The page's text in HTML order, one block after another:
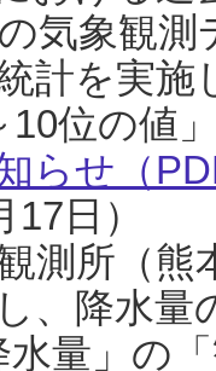
の気象観
計を実
10位の値
らせ（
日）
測所（熊
、降水
水量」の